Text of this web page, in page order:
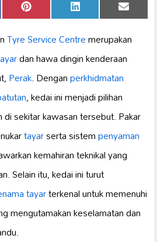
Share
on
Pinterest Share
on
LinkedIn Share
on
Email
Tyre Service Centremerupakan
dan hawa dingin kenderaan
Perak. Denganperkhidmatan
, kedai ini menjadi pilihan
sekitar kawasan tersebut. Pakar
tayarserta sistempenyaman
kemahiran teknikal yang
Selain itu, kedai ini turut
tayarterkenal untuk memenuhi
mengutamakan keselamatan dan